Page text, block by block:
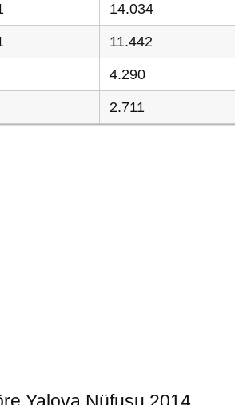
14.034
11.442
4.290
2.711
Yalova Nüfusu 2014